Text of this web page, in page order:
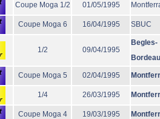
Coupe Moga 1/2 01/05/1995
Coupe Moga 6 16/04/1995 SBUC
1/2 09/04/1995
Begles-
Coupe Moga 5 02/04/1995
1/4 26/03/1995
Coupe Moga 4 19/03/1995